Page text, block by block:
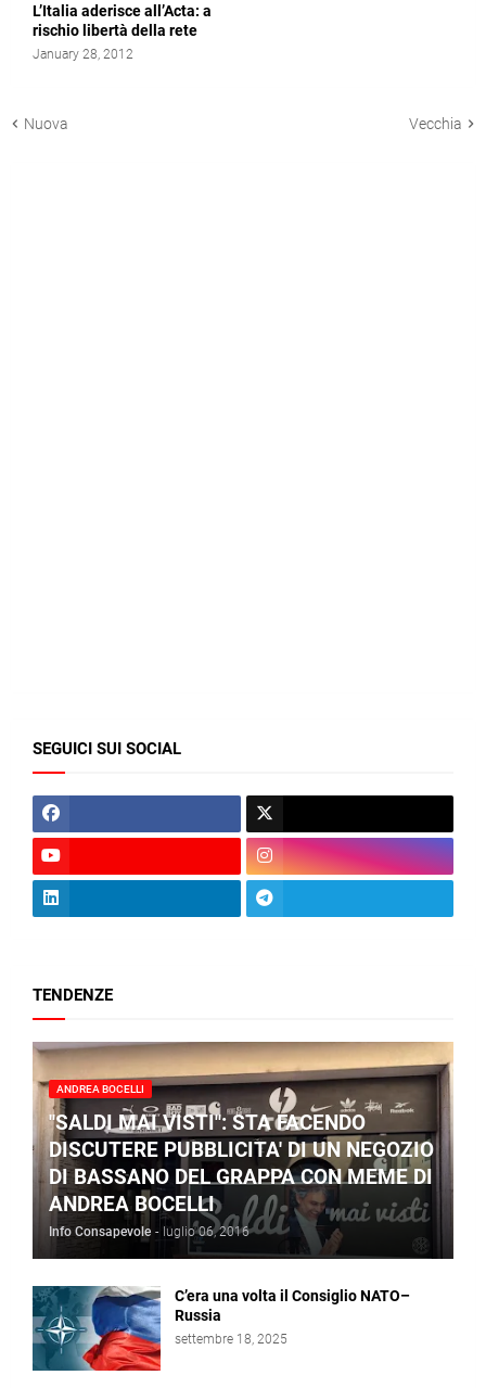
L’Italia aderisce all’Acta: a
rischio libertà della rete
January 28, 2012
Nuova Vecchia
SEGUICI SUI SOCIAL
TENDENZE
ANDREA BOCELLI
"SALDI MAI VISTI": STA FACENDO
DISCUTERE PUBBLICITA' DI UN NEGOZIO
DI BASSANO DEL GRAPPA CON MEME DI
ANDREA BOCELLI
Info Consapevole - luglio 06, 2016
C’era una volta il Consiglio NATO–
Russia
settembre 18, 2025